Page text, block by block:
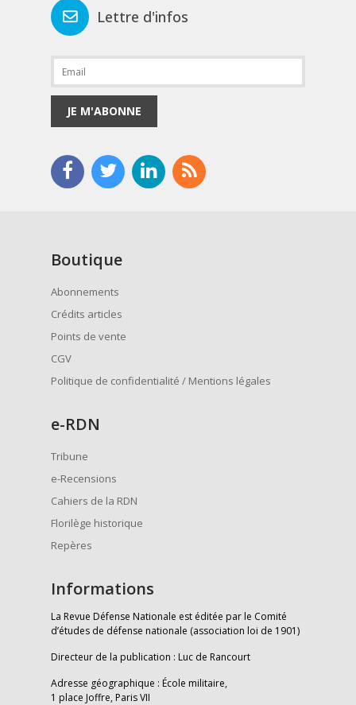
Lettre d'infos
JE M'ABONNE
Boutique
Abonnements
Crédits articles
Points de vente
CGV
Politique de confidentialité / Mentions légales
e-RDN
Tribune
e-Recensions
Cahiers de la RDN
Florilège historique
Repères
Informations
La Revue Défense Nationale est éditée par le Comité
d’études de défense nationale (association loi de 1901)
Directeur de la publication : Luc de Rancourt
Adresse géographique : École militaire,
1 place Joffre, Paris VII